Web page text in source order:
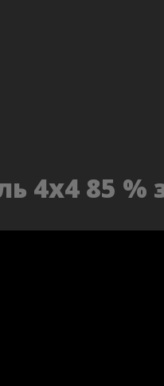
4х4 85